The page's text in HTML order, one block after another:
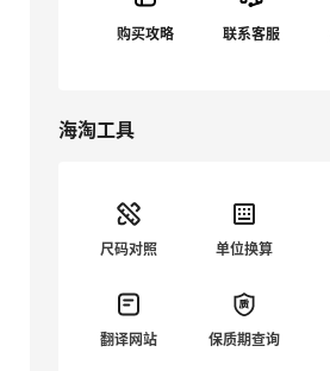
海淘工具
尺码对照 单位换算
翻译网站 保质期查询